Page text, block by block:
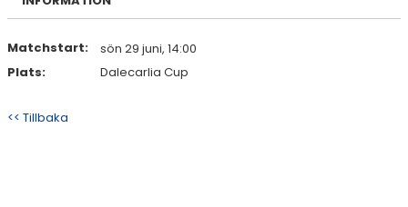
Matchstart:
sön 29 juni, 14:00
Plats:
Dalecarlia Cup
<< Tillbaka